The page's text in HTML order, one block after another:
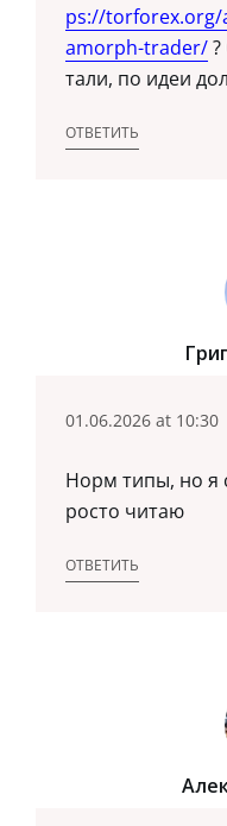
ps://torforex.org/
amorph-trader/
тали, по идеи
ОТВЕТИТЬ
01.06.2026 at 10:30
Норм типы, но я
росто читаю
ОТВЕТИТЬ